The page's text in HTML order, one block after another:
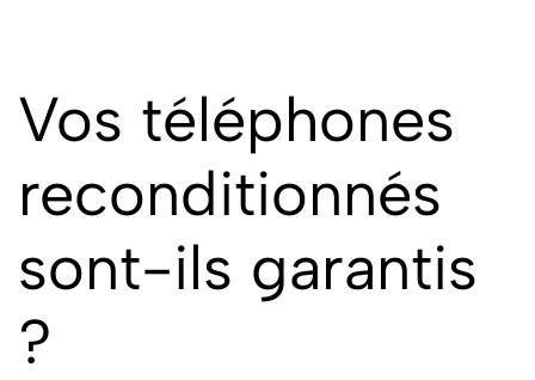
Vos téléphones
reconditionnés
sont-ils garantis
?